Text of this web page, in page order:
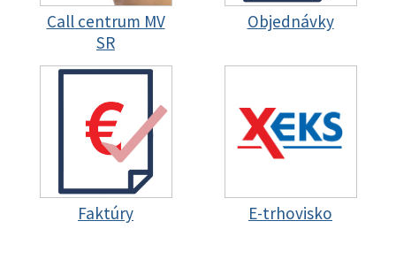
Call centrum MV
SR
Objednávky
Faktúry E-trhovisko